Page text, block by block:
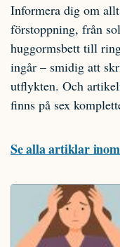
Informera dig om
förstoppning, från
huggormsbett till
ingår – smidig att
utflykten. Och
finns på sex
Se alla artiklar